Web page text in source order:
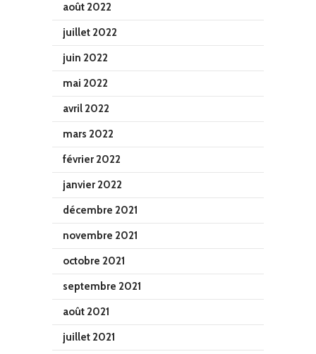
août 2022
juillet 2022
juin 2022
mai 2022
avril 2022
mars 2022
février 2022
janvier 2022
décembre 2021
novembre 2021
octobre 2021
septembre 2021
août 2021
juillet 2021